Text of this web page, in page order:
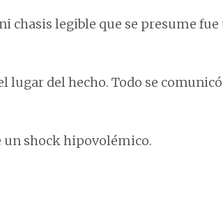
chasis legible que se presume
del hecho. Todo se
un shock hipovolémico.